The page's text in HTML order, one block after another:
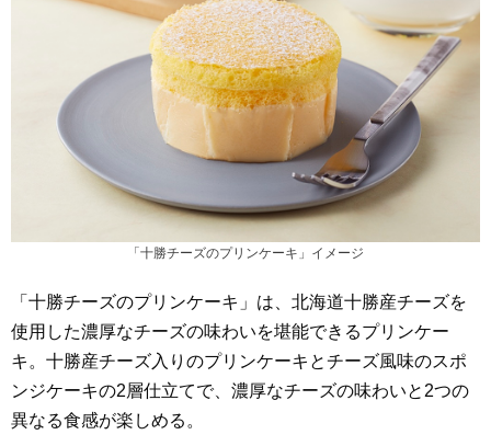
「十勝チーズのプリンケーキ」イメージ
「十勝チーズのプリンケーキ」は、北海道十勝産チーズを
使用した濃厚なチーズの味わいを堪能できるプリンケー
キ。十勝産チーズ入りのプリンケーキとチーズ風味のスポ
ンジケーキの2層仕立てで、濃厚なチーズの味わいと2つの
異なる食感が楽しめる。